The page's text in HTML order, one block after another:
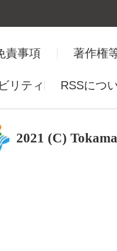
責事項 著作権
リティ RSSにつ
2021 (C)